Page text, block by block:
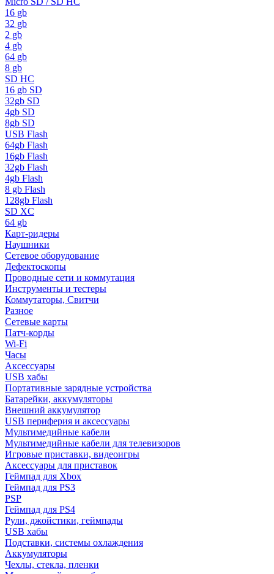
16 gb
32 gb
2 gb
4 gb
64 gb
8 gb
SD HC
16 gb SD
32gb SD
4gb SD
8gb SD
USB Flash
64gb Flash
16gb Flash
32gb Flash
4gb Flash
8 gb Flash
128gb Flash
SD XC
64 gb
Карт-ридеры
Наушники
Сетевое оборудование
Дефектоскопы
Проводные сети и коммутация
Инструменты и тестеры
Коммутаторы, Свитчи
Разное
Сетевые карты
Патч-корды
Wi-Fi
Часы
Аксессуары
USB хабы
Портативные зарядные устройства
Батарейки, аккумуляторы
Внешний аккумулятор
USB периферия и аксессуары
Мультимедийные кабели
Мультимедийные кабели для телевизоров
Игровые приставки, видеоигры
Аксессуары для приставок
Геймпад для Xbox
Геймпад для PS3
PSP
Геймпад для PS4
Рули, джойстики, геймпады
USB хабы
Подставки, системы охлаждения
Аккумуляторы
Чехлы, стекла, пленки